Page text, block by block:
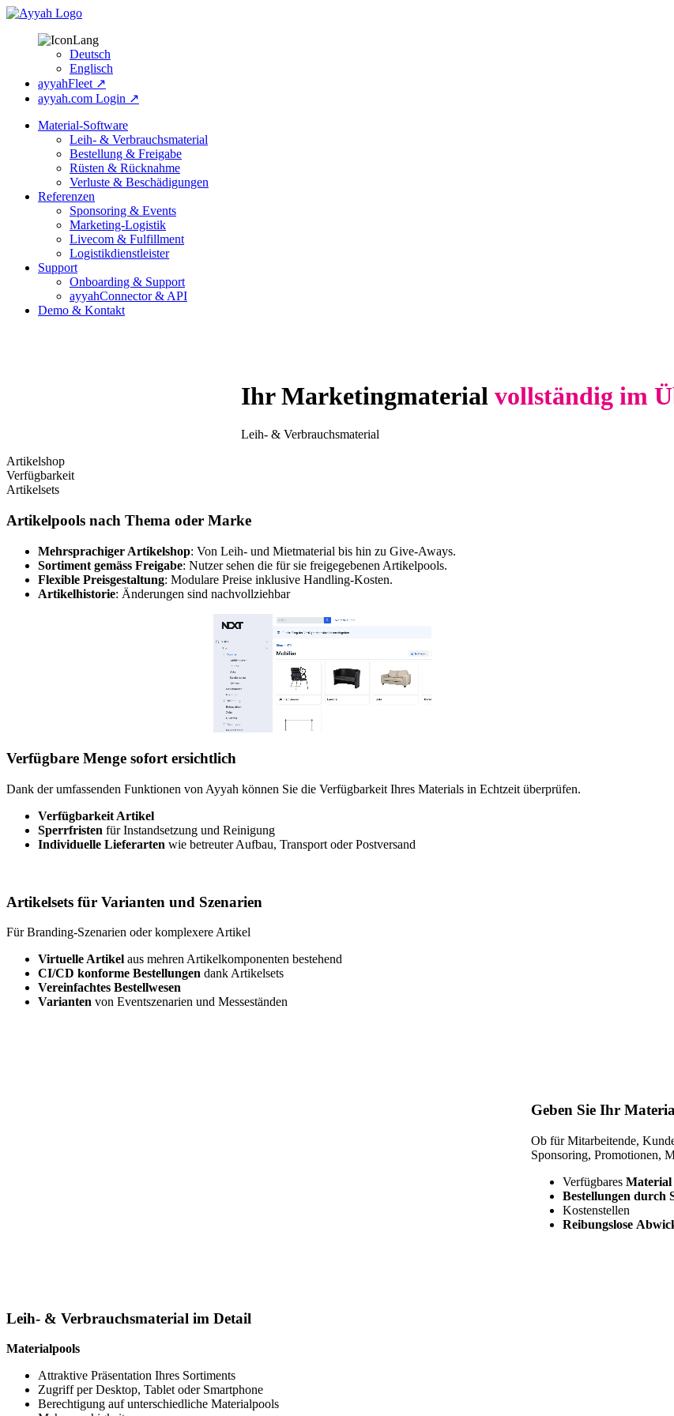
Deutsch
Englisch
ayyahFleet ↗
ayyah.com Login ↗
Material-Software
Leih- & Verbrauchsmaterial
Bestellung & Freigabe
Rüsten & Rücknahme
Verluste & Beschädigungen
Referenzen
Sponsoring & Events
Marketing-Logistik
Livecom & Fulfillment
Logistikdienstleister
Support
Onboarding & Support
ayyahConnector & API
Demo & Kontakt
Ihr Marketingmaterial vollständig im
Leih- & Verbrauchsmaterial
Artikelshop
Verfügbarkeit
Artikelsets
Artikelpools nach Thema oder Marke
Mehrsprachiger Artikelshop: Von Leih- und Mietmaterial bis hin zu Give-Aways.
Sortiment gemäss Freigabe: Nutzer sehen die für sie freigegebenen Artikelpools.
Flexible Preisgestaltung: Modulare Preise inklusive Handling-Kosten.
Artikelhistorie: Änderungen sind nachvollziehbar
Verfügbare Menge sofort ersichtlich
Dank der umfassenden Funktionen von Ayyah können Sie die Verfügbarkeit Ihres Materials in Echtzeit überprüfen.
Verfügbarkeit Artikel
Sperrfristen für Instandsetzung und Reinigung
Individuelle Lieferarten wie betreuter Aufbau, Transport oder Postversand
Artikelsets für Varianten und Szenarien
Für Branding-Szenarien oder komplexere Artikel
Virtuelle Artikel aus mehren Artikelkomponenten bestehend
CI/CD konforme Bestellungen dank Artikelsets
Vereinfachtes Bestellwesen
Varianten von Eventszenarien und Messeständen
Geben Sie Ihr
Ob für Mitarbeitende,
Sponsoring, Promotionen,
Verfügbares Material
Bestellungen durch
Kostenstellen
Reibungslose
Leih- & Verbrauchsmaterial im Detail
Materialpools
Attraktive Präsentation Ihres Sortiments
Zugriff per Desktop, Tablet oder Smartphone
Berechtigung auf unterschiedliche Materialpools